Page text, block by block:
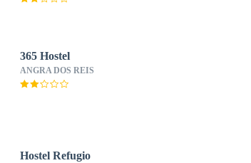
365 Hostel
ANGRA DOS REIS
Hostel Refugio